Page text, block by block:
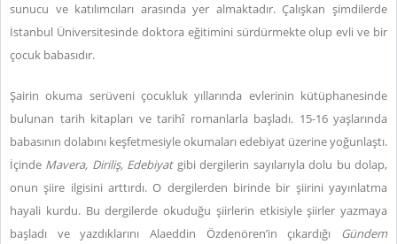
sunucu ve katılımcıları arasında yer almaktadır. Çalışkan şimdilerde
İstanbul Üniversitesinde doktora eğitimini sürdürmekte olup evli ve bir
çocuk babasıdır.
Şairin okuma serüveni çocukluk yıllarında evlerinin kütüphanesinde
bulunan tarih kitapları ve tarihî romanlarla başladı. 15-16 yaşlarında
babasının dolabını keşfetmesiyle okumaları edebiyat üzerine yoğunlaştı.
İçinde Mavera, Diriliş, Edebiyat gibi dergilerin sayılarıyla dolu bu dolap,
onun şiire ilgisini arttırdı. O dergilerden birinde bir şiirini yayınlatma
hayali kurdu. Bu dergilerde okuduğu şiirlerin etkisiyle şiirler yazmaya
başladı ve yazdıklarını Alaeddin Özdenören’in çıkardığı Gündem